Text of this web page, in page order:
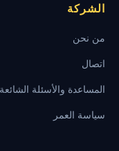
الشركة
من نحن
اتصال
المساعدة والأسئلة الشائعة
سياسة العمر